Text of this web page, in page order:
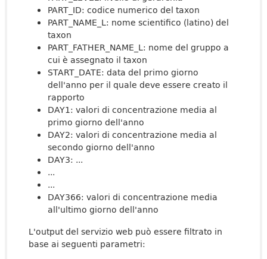
PART_ID: codice numerico del taxon
PART_NAME_L: nome scientifico (latino) del
taxon
PART_FATHER_NAME_L: nome del gruppo a
cui è assegnato il taxon
START_DATE: data del primo giorno
dell'anno per il quale deve essere creato il
rapporto
DAY1: valori di concentrazione media al
primo giorno dell'anno
DAY2: valori di concentrazione media al
secondo giorno dell'anno
DAY3: ...
...
...
DAY366: valori di concentrazione media
all'ultimo giorno dell'anno
L'output del servizio web può essere filtrato in
base ai seguenti parametri: